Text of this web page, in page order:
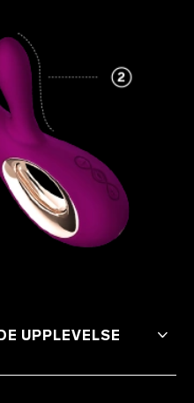
UPPLEVELSE
orgasmer genom